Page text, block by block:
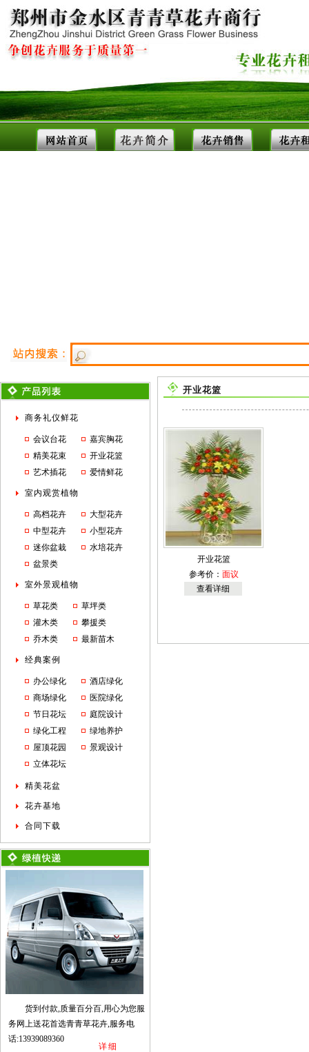
商务礼仪鲜花
会议台花
嘉宾胸花
精美花束
开业花篮
艺术插花
爱情鲜花
室内观赏植物
高档花卉
大型花卉
中型花卉
小型花卉
迷你盆栽
水培花卉
盆景类
室外景观植物
草花类
草坪类
灌木类
攀援类
乔木类
最新苗木
经典案例
办公绿化
酒店绿化
商场绿化
医院绿化
节日花坛
庭院设计
绿化工程
绿地养护
屋顶花园
景观设计
立体花坛
精美花盆
花卉基地
合同下载
货到付款,质量百分百,用心为您服
务网上送花首选青青草花卉,服务电
话:13939089360
详细
开业花篮
开业花篮
参考价： 面议
查看详细